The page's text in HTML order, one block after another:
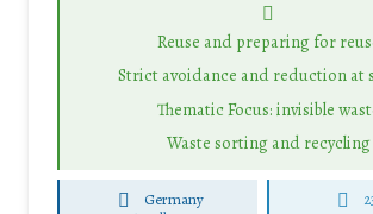
Reuse and preparing for
Strict avoidance and reduction at
Thematic Focus: invisible
Waste sorting and recycling
Germany